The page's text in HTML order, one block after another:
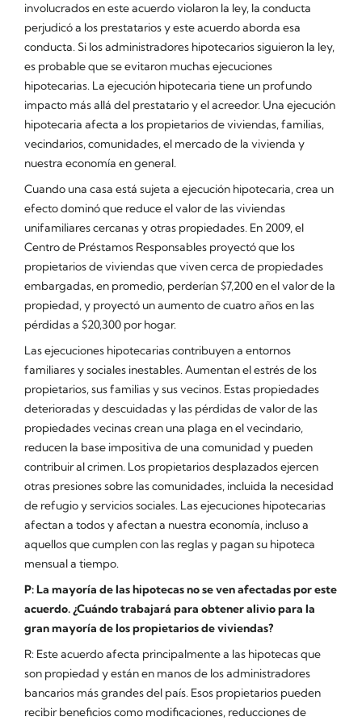
involucrados en este acuerdo violaron la ley, la conducta
perjudicó a los prestatarios y este acuerdo aborda esa
conducta. Si los administradores hipotecarios siguieron la ley,
es probable que se evitaron muchas ejecuciones
hipotecarias. La ejecución hipotecaria tiene un profundo
impacto más allá del prestatario y el acreedor. Una ejecución
hipotecaria afecta a los propietarios de viviendas, familias,
vecindarios, comunidades, el mercado de la vivienda y
nuestra economía en general.
Cuando una casa está sujeta a ejecución hipotecaria, crea un
efecto dominó que reduce el valor de las viviendas
unifamiliares cercanas y otras propiedades. En 2009, el
Centro de Préstamos Responsables proyectó que los
propietarios de viviendas que viven cerca de propiedades
embargadas, en promedio, perderían $7,200 en el valor de la
propiedad, y proyectó un aumento de cuatro años en las
pérdidas a $20,300 por hogar.
Las ejecuciones hipotecarias contribuyen a entornos
familiares y sociales inestables. Aumentan el estrés de los
propietarios, sus familias y sus vecinos. Estas propiedades
deterioradas y descuidadas y las pérdidas de valor de las
propiedades vecinas crean una plaga en el vecindario,
reducen la base impositiva de una comunidad y pueden
contribuir al crimen. Los propietarios desplazados ejercen
otras presiones sobre las comunidades, incluida la necesidad
de refugio y servicios sociales. Las ejecuciones hipotecarias
afectan a todos y afectan a nuestra economía, incluso a
aquellos que cumplen con las reglas y pagan su hipoteca
mensual a tiempo.
P: La mayoría de las hipotecas no se ven afectadas por este
acuerdo. ¿Cuándo trabajará para obtener alivio para la
gran mayoría de los propietarios de viviendas?
R: Este acuerdo afecta principalmente a las hipotecas que
son propiedad y están en manos de los administradores
bancarios más grandes del país. Esos propietarios pueden
recibir beneficios como modificaciones, reducciones de